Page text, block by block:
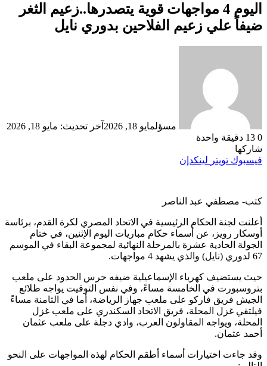
اليوم 4 مواجهات قوية يتصدرها..زعيم الثغر
ضيفاً علي زعيم الفلاحين بدوري نايل
مسؤلمايو 18, 2026
آخر تحديث: مايو 18, 2026
0
دقيقة واحدة
شاركها
فيسبوك تويتر لينكدإن
كتب- مصطفي عبد الناصر
أعلنت لجنة الحكام الرئيسية في الاتحاد المصري لكرة القدم، برئاسة
أوسكار رويز، عن أسماء حكام مباريات اليوم الإثنين، في ختام
الجولة الحادية عشرة بالمرحلة النهائية لمجموعة البقاء في الموسم
67 لدوري (نايل) والذي يشهد 4 مواجهات.
حيث يستضيف كهرباء الإسماعيلية ضيفه حرس الحدود على ملعب
بتروسبورت في الخامسة مساءً، وفي نفس التوقيت يواجه طلائع
الجيش فريق فاركو على ملعب جهاز الرياضة، أما في الثامنة مساءً
فيلتقي غزل المحلة، فريق الاتحاد السكندري على ملعب غزل
المحلة، ويواجه المقاولون العرب، وادي دجلة على ملعب عثمان
أحمد عثمان.
وقد جاءت اختيارات أسماء أطقم الحكام لهذه المواجهات على النحو